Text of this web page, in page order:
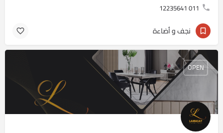
011 12235641
نجف و أضاءة
OPEN